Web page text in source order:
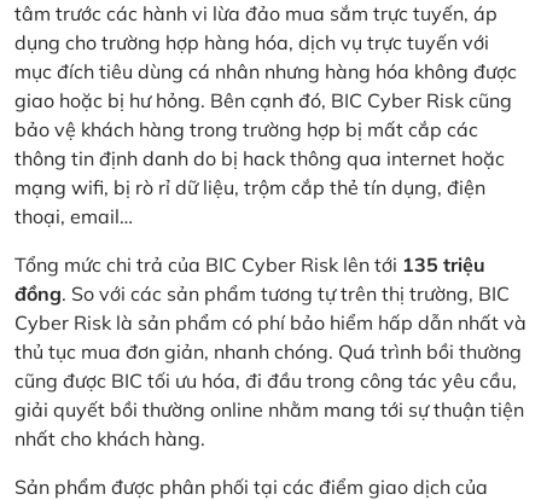
tâm trước các hành vi lừa đảo mua sắm trực tuyến, áp
dụng cho trường hợp hàng hóa, dịch vụ trực tuyến với
mục đích tiêu dùng cá nhân nhưng hàng hóa không được
giao hoặc bị hư hỏng. Bên cạnh đó, BIC Cyber Risk cũng
bảo vệ khách hàng trong trường hợp bị mất cắp các
thông tin định danh do bị hack thông qua internet hoặc
mạng wifi, bị rò rỉ dữ liệu, trộm cắp thẻ tín dụng, điện
thoại, email…
Tổng mức chi trả của BIC Cyber Risk lên tới 135 triệu
đồng. So với các sản phẩm tương tự trên thị trường, BIC
Cyber Risk là sản phẩm có phí bảo hiểm hấp dẫn nhất và
thủ tục mua đơn giản, nhanh chóng. Quá trình bồi thường
cũng được BIC tối ưu hóa, đi đầu trong công tác yêu cầu,
giải quyết bồi thường online nhằm mang tới sự thuận tiện
nhất cho khách hàng.
Sản phẩm được phân phối tại các điểm giao dịch của